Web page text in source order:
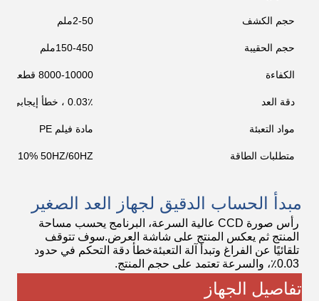
حجم الكشف 2-50ملم
حجم الحقيبة 150-450ملم
الكفاءة 8000-10000 قطعة/دقيقة
دقة العد 0.03٪ ، خطأ إيجابي فقط
مواد التعبئة مادة فيلم PE
متطلبات الطاقة ± 10% 50HZ/60HZ
مبدأ الحساب الدقيق لجهاز العد الصغير
رأس صورة CCD عالية السرعة، البرنامج يحسب مساحة
المنتج ثم يعكس المنتج على شاشة العرض.سوف تتوقف
تلقائيًا عن الفراغ وتبدأ آلة التعبئةخطأ دقة التحكم في حدود
0.03٪، والسرعة تعتمد على حجم المنتج.
تفاصيل الجهاز